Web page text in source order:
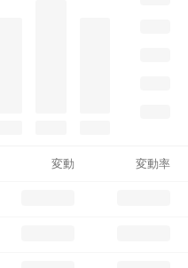
変動 変動率